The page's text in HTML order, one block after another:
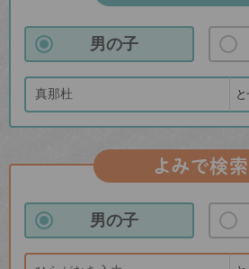
男の子
よみで検索
男の子